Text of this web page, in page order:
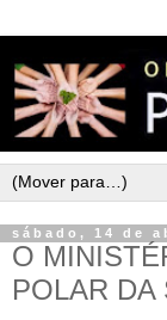
sábado, 14 de
O
POLAR DA